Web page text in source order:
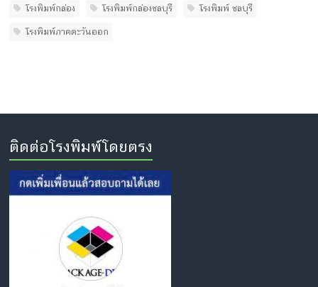
โรงพิมพ์กล่อง โรงพิมพ์กล่องชลบุรี โรงพิมพ์ ชลบุรี
โรงพิมพ์ภาคตะวันออก
ติดต่อโรงพิมพ์โดยตรง